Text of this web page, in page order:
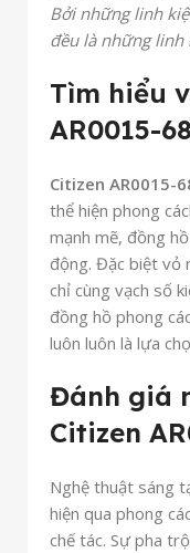
Bởi những linh
đều là những linh
Tìm hiểu
AR0015-
Citizen AR0015-
thể hiện phong
mạnh mẽ, đồng
động. Đặc biệt vỏ
chỉ cùng vạch số
đồng hồ phong
luôn luôn là lựa
Đánh giá
Citizen
Nghệ thuật sáng
hiện qua phong
chế tác. Sự pha